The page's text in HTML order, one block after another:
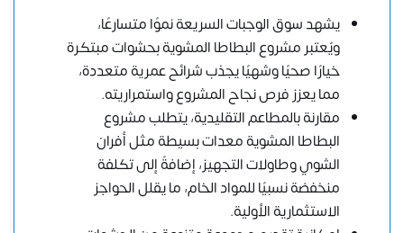
يشهد سوق الوجبات السريعة نموًا متسارعًا،
ويُعتبر مشروع البطاطا المشوية بحشوات مبتكرة
خيارًا صحيًا وشهيًا يجذب شرائح عمرية متعددة،
مما يعزز فرص نجاح المشروع واستمراريته.
مقارنة بالمطاعم التقليدية، يتطلب مشروع
البطاطا المشوية معدات بسيطة مثل أفران
الشوي وطاولات التجهيز، إضافةً إلى تكلفة
منخفضة نسبيًا للمواد الخام، ما يقلل الحواجز
الاستثمارية الأولية.